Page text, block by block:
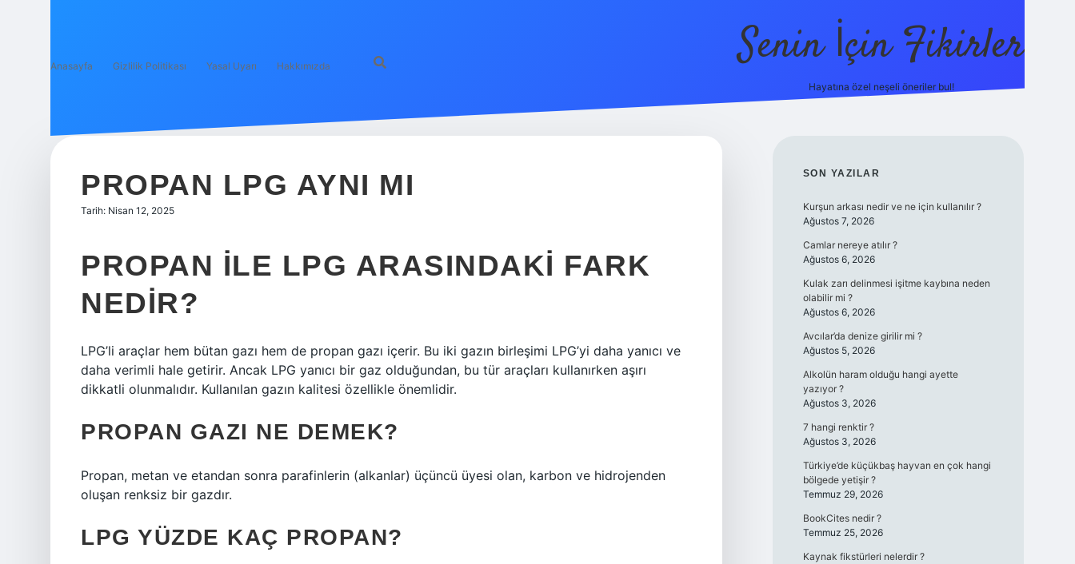
Anasayfa Gizlilik Politikası Yasal Uyarı Hakkımızda Senin İçin Fikirler
Hayatına özel neşeli öneriler bul!
PROPAN LPG AYNI MI
Tarih: Nisan 12, 2025
PROPAN ILE LPG ARASINDAKI FARK
NEDIR?
LPG’li araçlar hem bütan gazı hem de propan gazı içerir. Bu iki gazın birleşimi LPG’yi daha yanıcı ve
daha verimli hale getirir. Ancak LPG yanıcı bir gaz olduğundan, bu tür araçları kullanırken aşırı
dikkatli olunmalıdır. Kullanılan gazın kalitesi özellikle önemlidir.
PROPAN GAZI NE DEMEK?
Propan, metan ve etandan sonra parafinlerin (alkanlar) üçüncü üyesi olan, karbon ve hidrojenden
oluşan renksiz bir gazdır.
LPG YÜZDE KAÇ PROPAN?
SIDEBAR
SON YAZILAR
Kurşun arkası nedir ve ne için kullanılır ?
Ağustos 7, 2026
Camlar nereye atılır ?
Ağustos 6, 2026
Kulak zarı delinmesi işitme kaybına neden
olabilir mi ?
Ağustos 6, 2026
Avcılar’da denize girilir mi ?
Ağustos 5, 2026
Alkolün haram olduğu hangi ayette
yazıyor ?
Ağustos 3, 2026
7 hangi renktir ?
Ağustos 3, 2026
Türkiye’de küçükbaş hayvan en çok hangi
bölgede yetişir ?
Temmuz 29, 2026
BookCites nedir ?
Temmuz 25, 2026
Kaynak fikstürleri nelerdir ?